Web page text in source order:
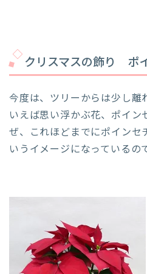
クリスマスの飾り ポ
今度は、ツリーからは少し離
いえば思い浮かぶ花、ポイン
ぜ、これほどまでにポインセ
いうイメージになっているの